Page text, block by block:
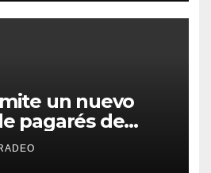
un nuevo
pagarés de
millones de